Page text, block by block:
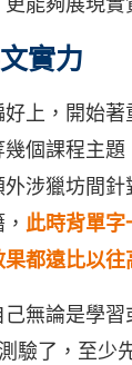
能夠展現實
實力
好上，開始著
幾個課程主
涉獵坊間
此時背單字
都遠比以往
無論是學習
驗了，至少